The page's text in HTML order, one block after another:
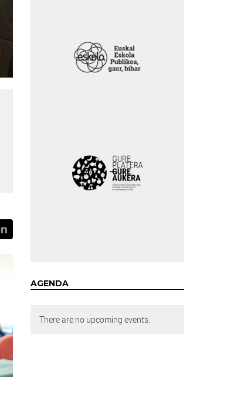
AGENDA
There are no upcoming events.